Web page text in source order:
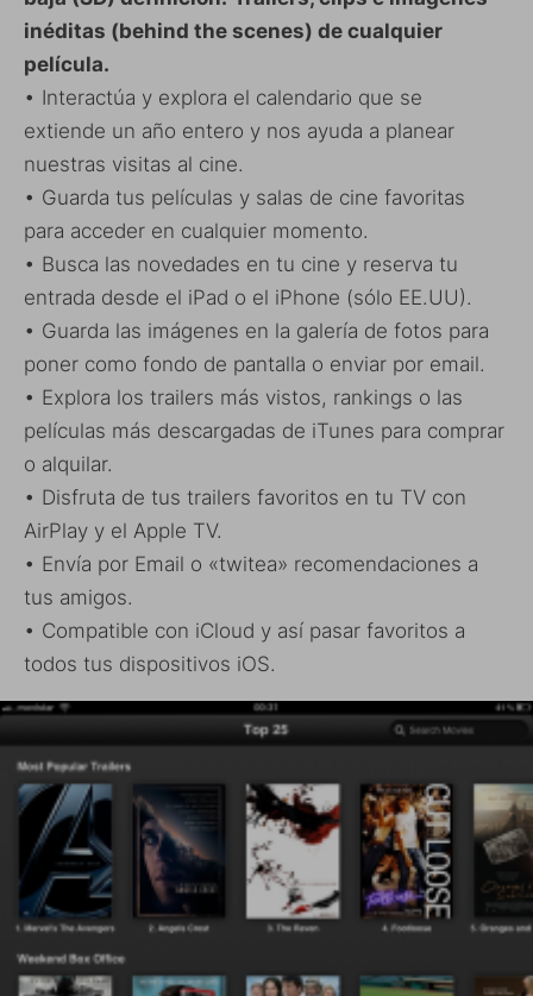
inéditas (behind the scenes) de cualquier
película.
• Interactúa y explora el calendario que se
extiende un año entero y nos ayuda a planear
nuestras visitas al cine.
• Guarda tus películas y salas de cine favoritas
para acceder en cualquier momento.
• Busca las novedades en tu cine y reserva tu
entrada desde el iPad o el iPhone (sólo EE.UU).
• Guarda las imágenes en la galería de fotos para
poner como fondo de pantalla o enviar por email.
• Explora los trailers más vistos, rankings o las
películas más descargadas de iTunes para comprar
o alquilar.
• Disfruta de tus trailers favoritos en tu TV con
AirPlay y el Apple TV.
• Envía por Email o «twitea» recomendaciones a
tus amigos.
• Compatible con iCloud y así pasar favoritos a
todos tus dispositivos iOS.